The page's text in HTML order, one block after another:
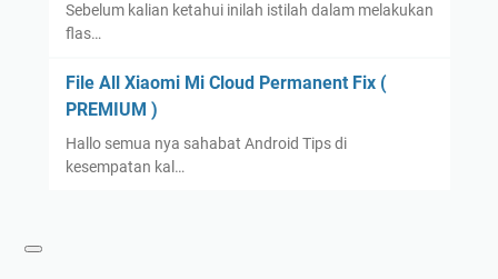
Sebelum kalian ketahui inilah istilah dalam melakukan
flas…
File All Xiaomi Mi Cloud Permanent Fix (
PREMIUM )
Hallo semua nya sahabat Android Tips di
kesempatan kal…